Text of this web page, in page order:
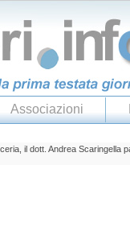
Associazioni
il dott. Andrea Scaringella